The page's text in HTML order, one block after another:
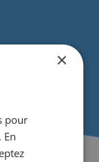
×
pour